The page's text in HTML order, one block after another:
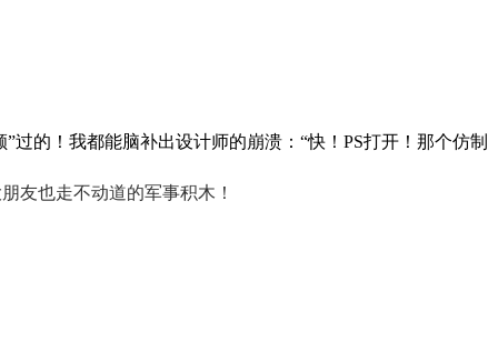
的！我都能脑补出设计师的崩溃：“快！PS打开！那个仿制
友也走不动道的军事积木！